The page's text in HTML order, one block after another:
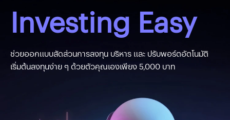
Investing Easy
ช่วยออกแบบสัดส่วนการลงทุน บริหาร และ ปรับพอร์ตอัตโนมัติ
เริ่มต้นลงทุนง่าย ๆ ด้วยตัวคุณเองเพียง 5,000 บาท